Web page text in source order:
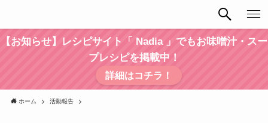
【お知らせ】レシピサイト「 Nadia 」でもお味噌汁・スー
プレシピを掲載中！
詳細はコチラ！
ホーム 活動報告